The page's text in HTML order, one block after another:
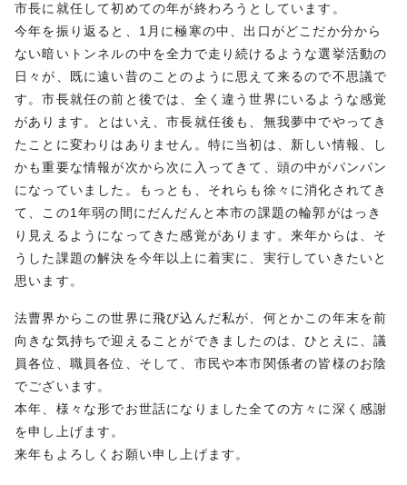
市長に就任して初めての年が終わろうとしています。
今年を振り返ると、1月に極寒の中、出口がどこだか分から
ない暗いトンネルの中を全力で走り続けるような選挙活動の
日々が、既に遠い昔のことのように思えて来るので不思議で
す。市長就任の前と後では、全く違う世界にいるような感覚
があります。とはいえ、市長就任後も、無我夢中でやってき
たことに変わりはありません。特に当初は、新しい情報、し
かも重要な情報が次から次に入ってきて、頭の中がパンパン
になっていました。もっとも、それらも徐々に消化されてき
て、この1年弱の間にだんだんと本市の課題の輪郭がはっき
り見えるようになってきた感覚があります。来年からは、そ
うした課題の解決を今年以上に着実に、実行していきたいと
思います。
法曹界からこの世界に飛び込んだ私が、何とかこの年末を前
向きな気持ちで迎えることができましたのは、ひとえに、議
員各位、職員各位、そして、市民や本市関係者の皆様のお陰
でございます。
本年、様々な形でお世話になりました全ての方々に深く感謝
を申し上げます。
来年もよろしくお願い申し上げます。